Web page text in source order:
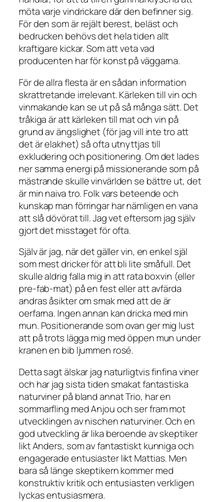
möta varje vindrickare där den befinner sig.
För den som är rejält berest, beläst och
bedrucken behövs det hela tiden allt
kraftigare kickar. Som att veta vad
producenten har för konst på väggarna.
För de allra flesta är en sådan information
skrattretande irrelevant. Kärleken till vin och
vinmakande kan se ut på så många sätt. Det
tråkiga är att kärleken till mat och vin på
grund av ängslighet (för jag vill inte tro att
det är elakhet) så ofta utnyttjas till
exkludering och positionering. Om det lades
ner samma energi på missionerande som på
mästrande skulle vinvärlden se bättre ut, det
är min naiva tro. Folk vars beteende och
kunskap man förringar har nämligen en vana
att slå dövörat till. Jag vet eftersom jag själv
gjort det misstaget för ofta.
Själv är jag, när det gäller vin, en enkel själ
som mest dricker för att bli lite småfull. Det
skulle aldrig falla mig in att rata boxvin (eller
pre-fab-mat) på en fest eller att avfärda
andras åsikter om smak med att de är
oerfarna. Ingen annan kan dricka med min
mun. Positionerande som ovan ger mig lust
att på trots lägga mig med öppen mun under
kranen en bib ljummen rosé.
Detta sagt älskar jag naturligtvis finfina viner
och har jag sista tiden smakat fantastiska
naturviner på bland annat Trio, har en
sommarfling med Anjou och ser fram mot
utvecklingen av nischen naturviner. Och en
god utveckling är lika beroende av skeptiker
likt Anders, som av fantastiskt kunniga och
engagerade entusiaster likt Mattias. Men
bara så länge skeptikern kommer med
konstruktiv kritik och entusiasten verkligen
lyckas entusiasmera.